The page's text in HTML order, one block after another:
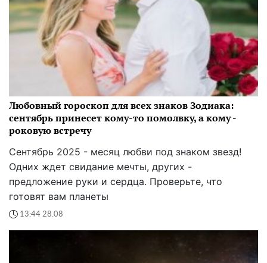
Любовный гороскоп для всех знаков Зодиака:
сентябрь принесет кому-то помолвку, а кому -
роковую встречу
Сентябрь 2025 - месяц любви под знаком звезд!
Одних ждет свидание мечты, других -
предложение руки и сердца. Проверьте, что
готовят вам планеты
13:44 28.08